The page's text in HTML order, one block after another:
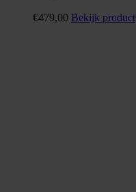
€479,00 Bekijk product